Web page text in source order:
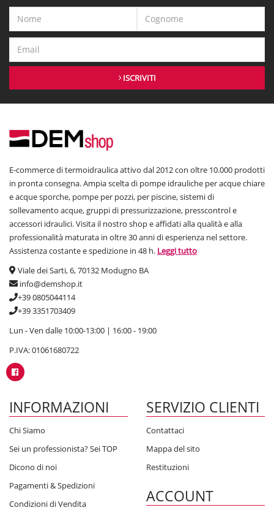
ISCRIVITI
E-commerce di termoidraulica attivo dal 2012 con oltre 10.000 prodotti
in pronta consegna. Ampia scelta di pompe idrauliche per acque chiare
e acque sporche, pompe per pozzi, per piscine, sistemi di
sollevamento acque, gruppi di pressurizzazione, presscontrol e
accessori idraulici. Visita il nostro shop e affidati alla qualità e alla
professionalità maturata in oltre 30 anni di esperienza nel settore.
Assistenza costante e spedizione in 48 h. Leggi tutto
Viale dei Sarti, 6, 70132 Modugno BA
info@demshop.it
+39 0805044114
+39 3351703409
Lun - Ven dalle 10:00-13:00 | 16:00 - 19:00
P.IVA: 01061680722
INFORMAZIONI
Chi Siamo
Sei un professionista? Sei TOP
Dicono di noi
Pagamenti & Spedizioni
Condizioni di Vendita
SERVIZIO CLIENTI
Contattaci
Mappa del sito
Restituzioni
ACCOUNT